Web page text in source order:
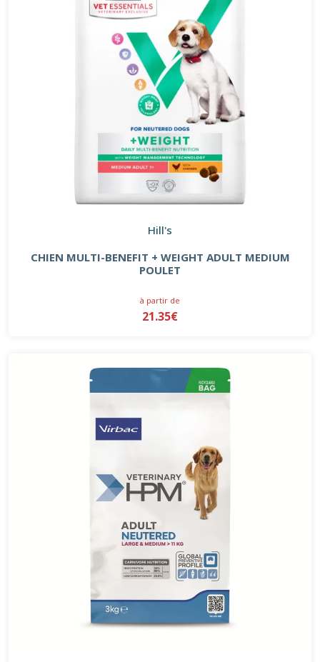
Hill's
CHIEN MULTI-BENEFIT + WEIGHT ADULT MEDIUM
POULET
à partir de
21.35€